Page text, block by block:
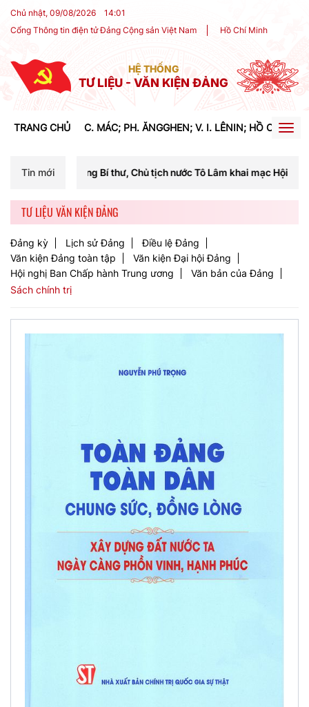
Chủ nhật, 09/08/2026 14:01
Cổng Thông tin điện tử Đảng Cộng sản Việt Nam
Hồ Chí Minh
HỆ THỐNG
TƯ LIỆU - VĂN KIỆN ĐẢNG
TRANG CHỦ C. MÁC; PH. ĂNGGHEN; V. I. LÊNIN; HỒ CHÍ
Tin mới
Chủ tịch nước Tô Lâm khai mạc Hội nghị Trung ương lần thứ ba
TƯ LIỆU VĂN KIỆN ĐẢNG
Đảng kỳ Lịch sử Đảng
Điều lệ Đảng
Văn kiện Đảng toàn tập
Văn kiện Đại hội Đảng
Hội nghị Ban Chấp hành Trung ương
Văn bản của Đảng
Sách chính trị